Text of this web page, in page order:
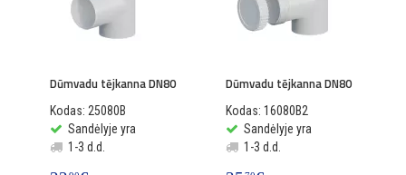
Dūmvadu tējkanna DN80
Kodas: 25080B
Sandėlyje yra
1-3 d.d.
Dūmvadu tējkanna DN80
Kodas: 16080B2
Sandėlyje yra
1-3 d.d.